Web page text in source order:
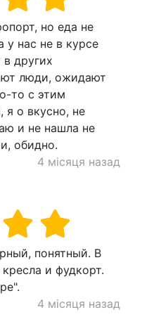
но еда не
у нас не в курсе
в других
люди, ожидают
то с этим
я о вкусно, не
и не нашла не
обидно.
4 місяця назад
понятный. В
и фудкорт.
4 місяця назад